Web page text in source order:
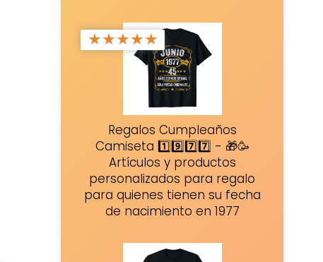
★★★★★
Regalos Cumpleaños
Camiseta 1️⃣9️⃣7️⃣7️⃣ - 🎁🥳
Artículos y productos
personalizados para regalo
para quienes tienen su fecha
de nacimiento en 1977